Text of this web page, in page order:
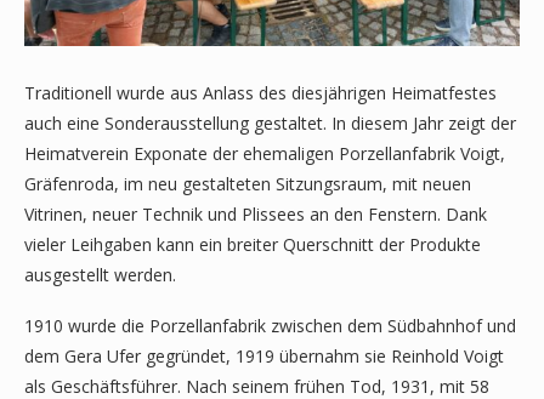
Traditionell wurde aus Anlass des diesjährigen Heimatfestes
auch eine Sonderausstellung gestaltet. In diesem Jahr zeigt der
Heimatverein Exponate der ehemaligen Porzellanfabrik Voigt,
Gräfenroda, im neu gestalteten Sitzungsraum, mit neuen
Vitrinen, neuer Technik und Plissees an den Fenstern. Dank
vieler Leihgaben kann ein breiter Querschnitt der Produkte
ausgestellt werden.
1910 wurde die Porzellanfabrik zwischen dem Südbahnhof und
dem Gera Ufer gegründet, 1919 übernahm sie Reinhold Voigt
als Geschäftsführer. Nach seinem frühen Tod, 1931, mit 58